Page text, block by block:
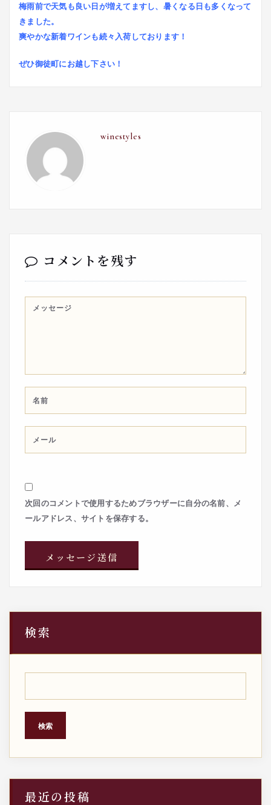
梅雨前で天気も良い日が増えてますし、暑くなる日も多くなって
きました。
爽やかな新着ワインも続々入荷しております！
ぜひ御徒町にお越し下さい！
winestyles
コメントを残す
次回のコメントで使用するためブラウザーに自分の名前、メ
ールアドレス、サイトを保存する。
検索
検索
最近の投稿